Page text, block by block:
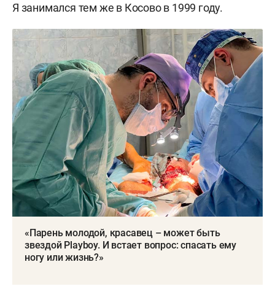
Я занимался тем же в Косово в 1999 году.
«Парень молодой, красавец – может быть
звездой Playboy. И встает вопрос: спасать ему
ногу или жизнь?»